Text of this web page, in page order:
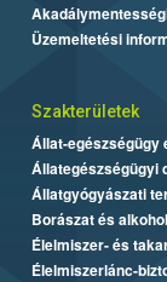
Üzemeltetési
Szakterületek
Állat-egészségügy
Állategészségügyi
Állatgyógyászati
Borászat és
Élelmiszer- és
Élelmiszerlánc-